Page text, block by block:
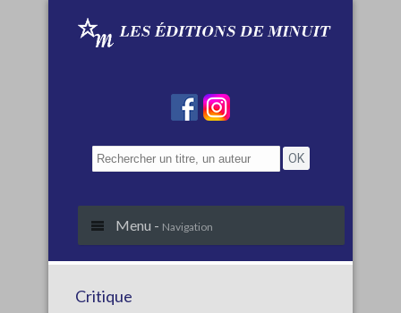
Menu - Navigation
Critique